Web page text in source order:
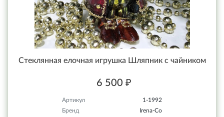
Стеклянная елочная игрушка Шляпник с чайником
6 500 ₽
Артикул
1-1992
Бренд
Irena-Co